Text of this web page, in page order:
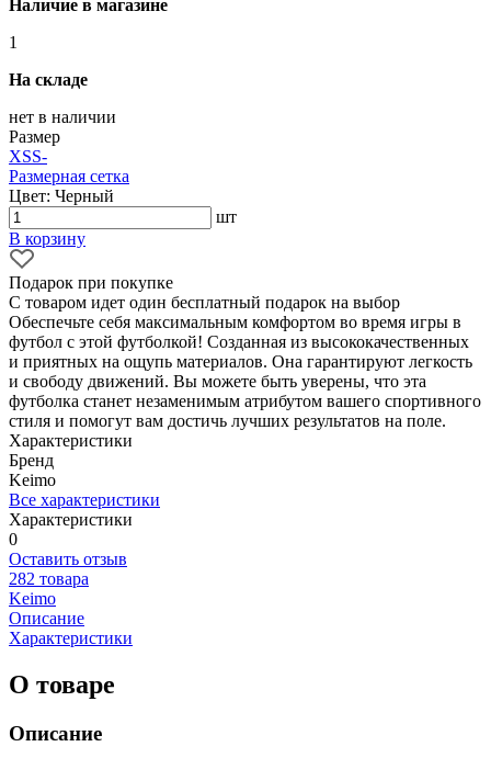
Наличие в магазине
1
На складе
нет в наличии
Размер
XSS-
Размерная сетка
Цвет: Черный
шт
В корзину
Подарок при покупке
С товаром идет один бесплатный подарок на выбор
Обеспечьте себя максимальным комфортом во время игры в
футбол с этой футболкой! Созданная из высококачественных
и приятных на ощупь материалов. Она гарантируют легкость
и свободу движений. Вы можете быть уверены, что эта
футболка станет незаменимым атрибутом вашего спортивного
стиля и помогут вам достичь лучших результатов на поле.
Характеристики
Бренд
Keimo
Все характеристики
Характеристики
0
Оставить отзыв
282 товара
Keimo
Описание
Характеристики
О товаре
Описание